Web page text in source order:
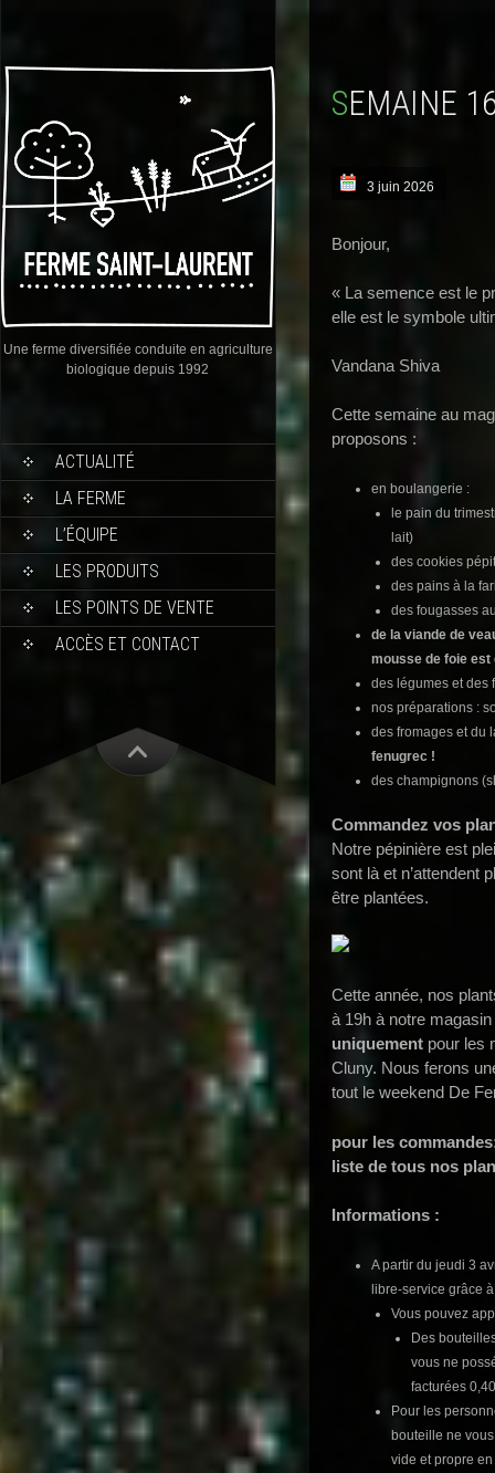
Une ferme diversifiée conduite en agriculture
biologique depuis 1992
ACTUALITÉ
LA FERME
L’ÉQUIPE
LES PRODUITS
LES POINTS DE VENTE
ACCÈS ET CONTACT
SEMAINE
3 juin 2026
Bonjour,
« La semence est le
elle est le symbole
Vandana Shiva
Cette semaine au
proposons :
en boulangerie :
le pain du
lait)
des cookies
des pains à la
des fougasses
de la viande de
mousse de foie est
des légumes et des
nos préparations :
des fromages et du
fenugrec !
des champignons
Commandez vos
Notre pépinière est
sont là et n’attendent
être plantées.
Cette année, nos
à 19h à notre
uniquement pour les
Cluny. Nous ferons
tout le weekend De
pour les
liste de tous nos
Informations :
A partir du jeudi 3
libre-service grâce
Vous pouvez
Des
vous ne
facturées
Pour les
bouteille ne
vide et propre